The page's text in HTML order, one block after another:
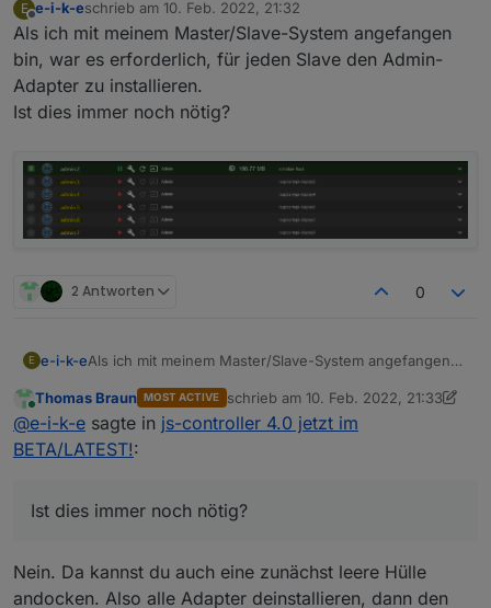
E
Offline
e-i-k-eschrieb am 10. Feb. 2022, 21:32
zuletzt editiert von
Als ich mit meinem Master/Slave-System angefangen
bin, war es erforderlich, für jeden Slave den Admin-
Adapter zu installieren.
Ist dies immer noch nötig?
2 Antworten 0
E e-i-k-eAls ich mit meinem Master/Slave-System angefangen
Adapter zu installieren.
Ist dies immer noch nötig?
Online
Thomas Braun MOST ACTIVE schrieb am 10. Feb. 2022, 21:33
zuletzt editiert von Thomas Braun
@e-i-k-e sagte in js-controller 4.0 jetzt im
BETA/LATEST!:
Ist dies immer noch nötig?
Nein. Da kannst du auch eine zunächst leere Hülle
andocken. Also alle Adapter deinstallieren, dann den